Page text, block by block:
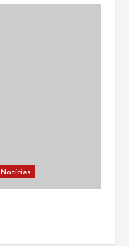
Notícias